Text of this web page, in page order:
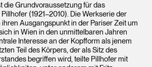
die Grundvoraussetzung für das
(1921–2010). Die Werkserie der
ihren Ausgangspunkt in der Pariser Zeit um
in Wien in den unmittelbaren Jahren
Interesse an der Kopfform als jenem
Teil des Körpers, der als Sitz des
begriffen wird, teilte Pillhofer mit